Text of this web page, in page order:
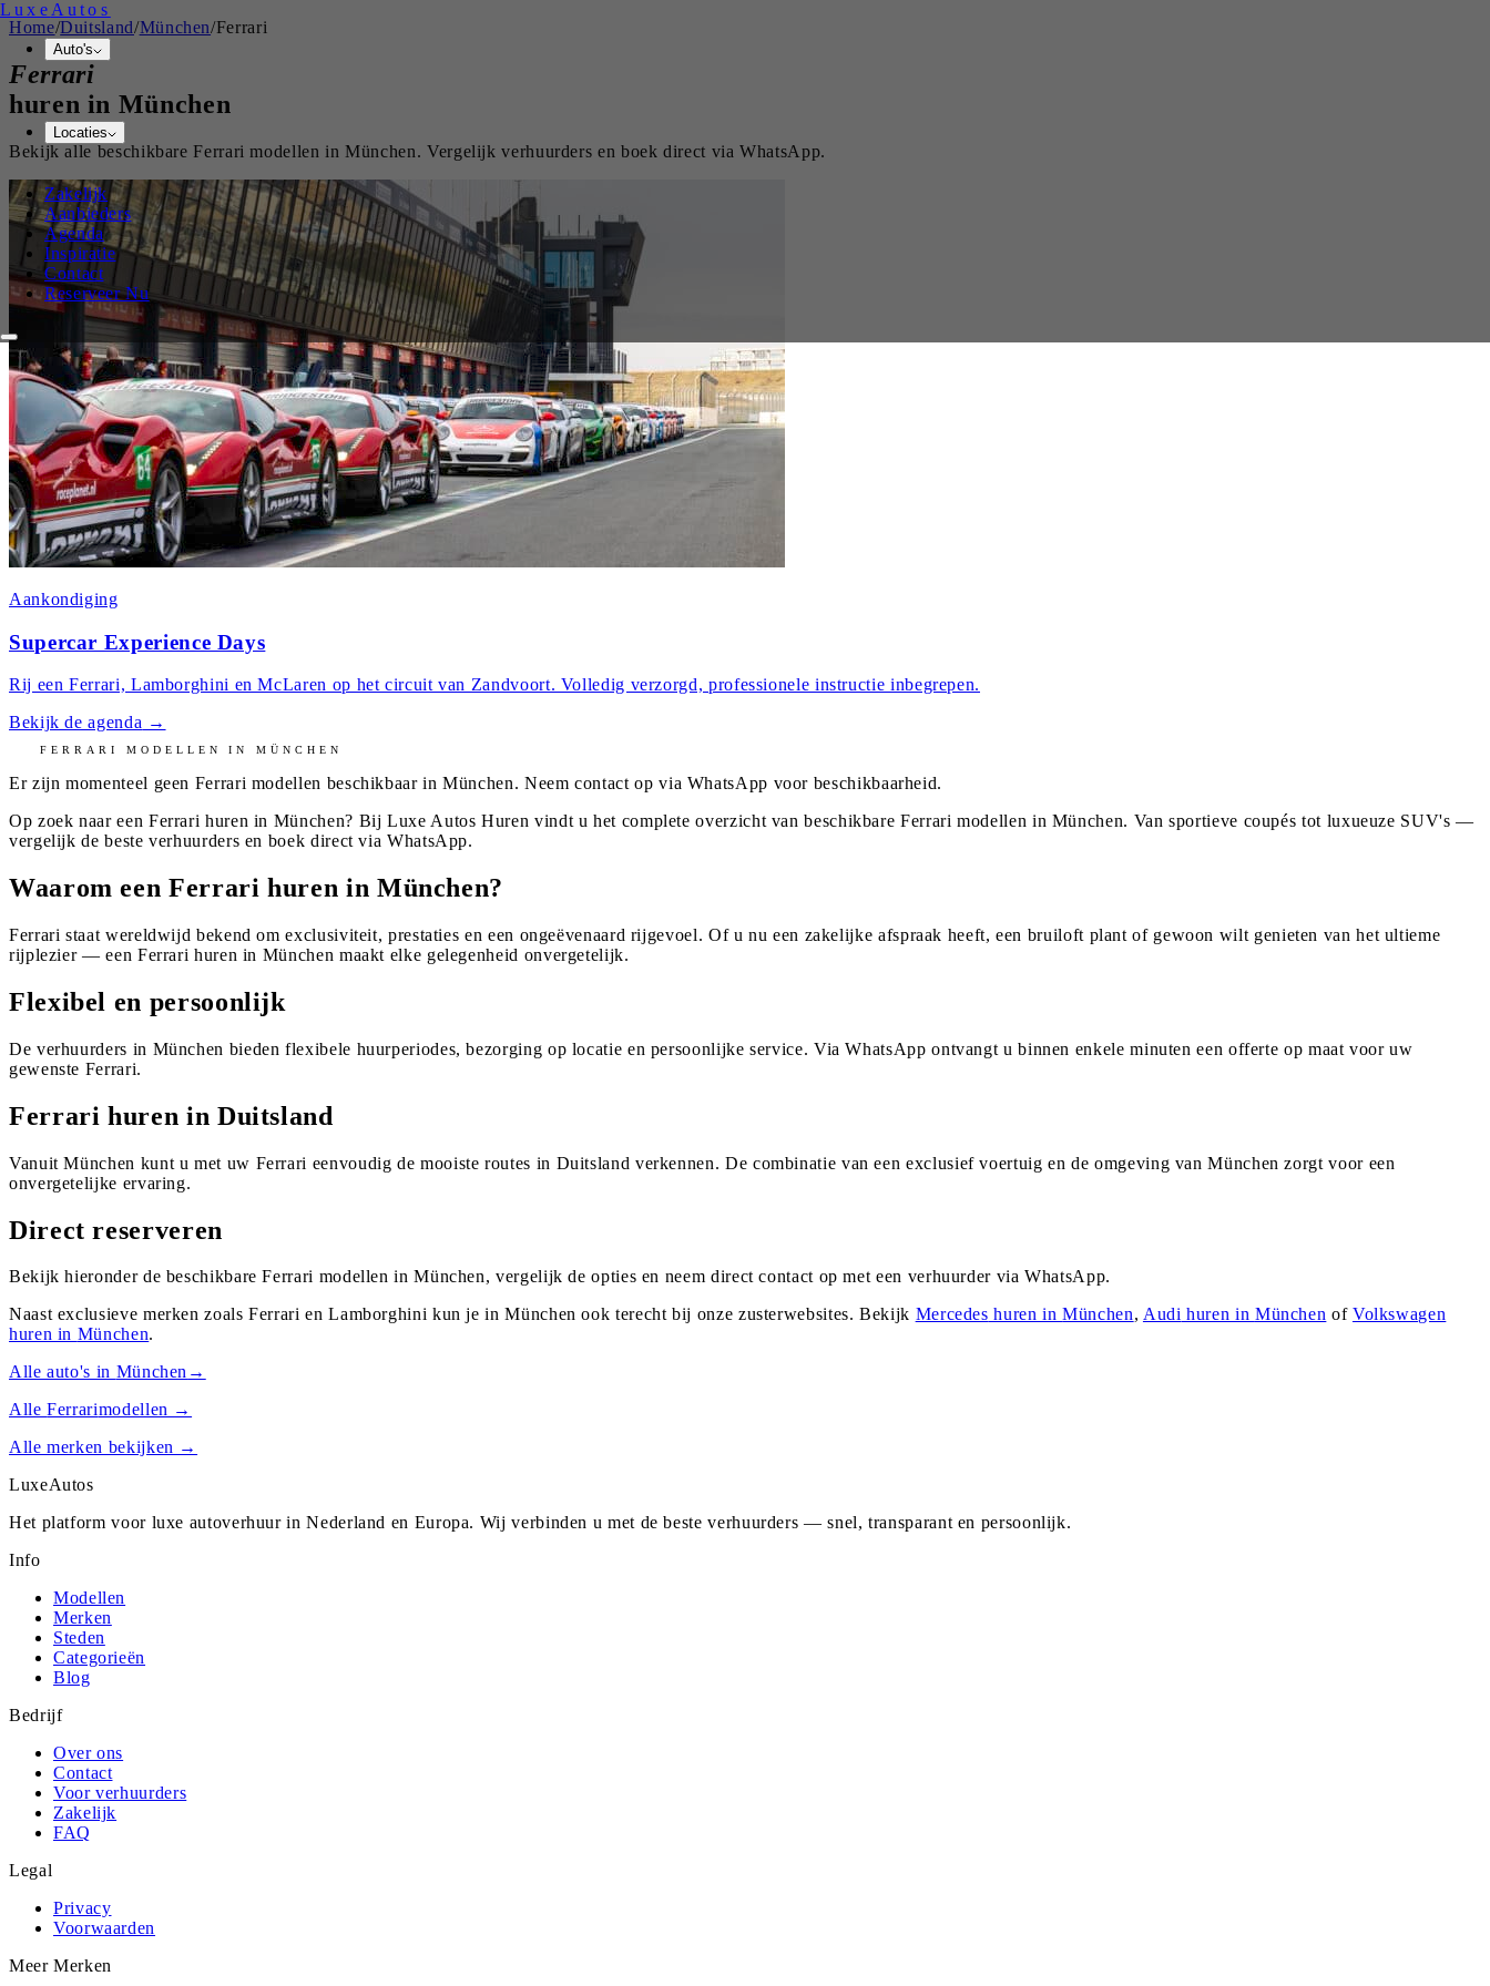
Luxe Autos
Auto's
Locaties
Zakelijk
Aanbieders
Agenda
Inspiratie
Contact
Reserveer Nu
Home/Duitsland/München/Ferrari
Ferrari
huren in München
Bekijk alle beschikbareFerrari modellen inMünchen. Vergelijk verhuurders en boek direct via WhatsApp.
Aankondiging
Supercar Experience Days
Rij een Ferrari, Lamborghini en McLaren op het circuit van Zandvoort. Volledig verzorgd, professionele instructie inbegrepen.
Bekijk de agenda →
FERRARI MODELLEN INMÜNCHEN
Er zijn momenteel geen Ferrari modellen beschikbaar inMünchen. Neem contact op via WhatsApp voor beschikbaarheid.
Op zoek naar een Ferrari huren in München? Bij Luxe Autos Huren vindt u het complete overzicht van beschikbare Ferrari modellen in München. Van sportieve coupés tot luxueuze SUV's —
vergelijk de beste verhuurders en boek direct via WhatsApp.
Waarom een Ferrari huren in München?
Ferrari staat wereldwijd bekend om exclusiviteit, prestaties en een ongeëvenaard rijgevoel. Of u nu een zakelijke afspraak heeft, een bruiloft plant of gewoon wilt genieten van het ultieme
rijplezier — een Ferrari huren in München maakt elke gelegenheid onvergetelijk.
Flexibel en persoonlijk
De verhuurders in München bieden flexibele huurperiodes, bezorging op locatie en persoonlijke service. Via WhatsApp ontvangt u binnen enkele minuten een offerte op maat voor uw
gewenste Ferrari.
Ferrari huren in Duitsland
Vanuit München kunt u met uw Ferrari eenvoudig de mooiste routes in Duitsland verkennen. De combinatie van een exclusief voertuig en de omgeving van München zorgt voor een
onvergetelijke ervaring.
Direct reserveren
Bekijk hieronder de beschikbare Ferrari modellen in München, vergelijk de opties en neem direct contact op met een verhuurder via WhatsApp.
Naast exclusieve merken zoals Ferrari en Lamborghini kun je in München ook terecht bij onze zusterwebsites. Bekijk Mercedes huren inMünchen, Audi huren in München of Volkswagen
huren in München.
Alle auto's in München →
AlleFerrarimodellen →
Alle merken bekijken →
LuxeAutos
Het platform voor luxe autoverhuur in Nederland en Europa. Wij verbinden u met de beste verhuurders — snel, transparant en persoonlijk.
Info
Modellen
Merken
Steden
Categorieën
Blog
Bedrijf
Over ons
Contact
Voor verhuurders
Zakelijk
FAQ
Legal
Privacy
Voorwaarden
Meer Merken